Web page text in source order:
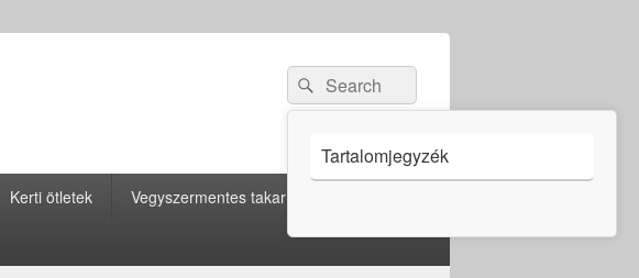
Search
for:
Search
Kerti ötletek Vegyszermentes takarítás
Tartalomjegyzék